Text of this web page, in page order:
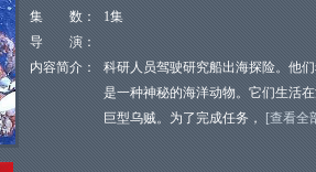
集 数：
1集
导 演：
内容简介：
科研人员驾驶研究船出海探险。他
是一种神秘的海洋动物。它们生活
巨型乌贼。为了完成任务，
[查看全